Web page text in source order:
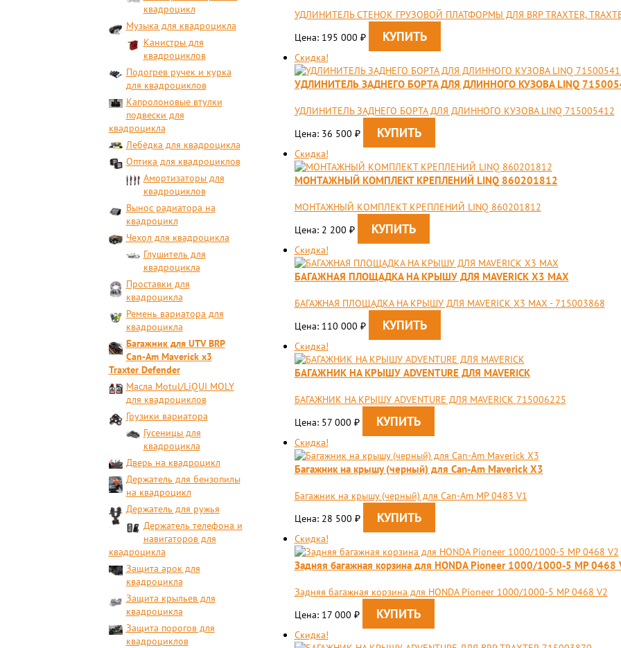
квадроцикл
Музыка для квадроцикла
Канистры для
квадроциклов
Подогрев ручек и курка
для квадроциклов
Капролоновые втулки
подвески для
квадроцикла
Лебёдка для квадроцикла
Оптика для квадроциклов
Амортизаторы для
квадроциклов
Вынос радиатора на
квадроцикл
Чехол для квадроцикла
Глушитель для
квадроцикла
Проставки для
квадроцикла
Ремень вариатора для
квадроцикла
Багажник для UTV BRP
Can-Am Maverick x3
Traxter Defender
Масла Motul/LiQUI MOLY
для квадроциклов
Грузики вариатора
Гусеницы для
квадроцикла
Дверь на квадроцикл
Держатель для бензопилы
на квадроцикл
Держатель для ружья
Держатель телефона и
навигаторов для
квадроцикла
Защита арок для
квадроцикла
Защита крыльев для
квадроцикла
Защита порогов для
квадроциклов
УДЛИНИТЕЛЬ СТЕНОК ГРУЗОВОЙ ПЛАТФОРМЫ ДЛЯ BRP TRAXTER,
Цена: 195 000 ₽
Скидка!
УДЛИНИТЕЛЬ ЗАДНЕГО БОРТА ДЛЯ ДЛИННОГО КУЗОВА LINQ
УДЛИНИТЕЛЬ ЗАДНЕГО БОРТА ДЛЯ ДЛИННОГО КУЗОВА LINQ 715005412
Цена: 36 500 ₽
Скидка!
МОНТАЖНЫЙ КОМПЛЕКТ КРЕПЛЕНИЙ LINQ 860201812
МОНТАЖНЫЙ КОМПЛЕКТ КРЕПЛЕНИЙ LINQ 860201812
Цена: 2 200 ₽
Скидка!
БАГАЖНАЯ ПЛОЩАДКА НА КРЫШУ ДЛЯ MAVERICK X3 MAX
БАГАЖНАЯ ПЛОЩАДКА НА КРЫШУ ДЛЯ MAVERICK X3 MAX - 715003868
Цена: 110 000 ₽
Скидка!
БАГАЖНИК НА КРЫШУ ADVENTURE ДЛЯ MAVERICK
БАГАЖНИК НА КРЫШУ ADVENTURE ДЛЯ MAVERICK 715006225
Цена: 57 000 ₽
Скидка!
Багажник на крышу (черный) для Can-Am Maverick X3
Багажник на крышу (черный) для Can-Am MP 0483 V1
Цена: 28 500 ₽
Скидка!
Задняя багажная корзина для HONDA Pioneer 1000/1000-5 MP 0468
Задняя багажная корзина для HONDA Pioneer 1000/1000-5 MP 0468 V2
Цена: 17 000 ₽
Скидка!